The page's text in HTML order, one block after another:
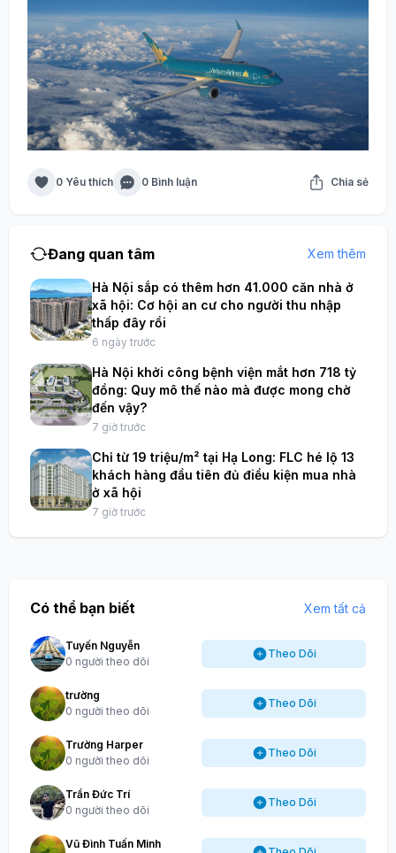
0 Yêu thích 0 Bình luận Chia sẻ
Đang quan tâm Xem thêm
Hà Nội sắp có thêm hơn 41.000 căn nhà ở
xã hội: Cơ hội an cư cho người thu nhập
thấp đây rồi
6 ngày trước
Hà Nội khởi công bệnh viện mắt hơn 718 tỷ
đồng: Quy mô thế nào mà được mong chờ
đến vậy?
7 giờ trước
Chỉ từ 19 triệu/m² tại Hạ Long: FLC hé lộ 13
khách hàng đầu tiên đủ điều kiện mua nhà
ở xã hội
7 giờ trước
Có thể bạn biết Xem tất cả
Tuyến Nguyễn
0 người theo dõi
Theo Dõi
trường
0 người theo dõi
Theo Dõi
Trường Harper
0 người theo dõi
Theo Dõi
Trần Đức Trí
0 người theo dõi
Theo Dõi
Vũ Đình Tuấn Minh